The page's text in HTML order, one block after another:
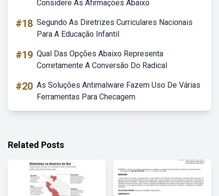
Considere As Afirmações Abaixo
#18 Segundo As Diretrizes Curriculares Nacionais
Para A Educação Infantil
#19 Qual Das Opções Abaixo Representa
Corretamente A Conversão Do Radical
#20 As Soluções Antimalware Fazem Uso De Várias
Ferramentas Para Checagem
Related Posts